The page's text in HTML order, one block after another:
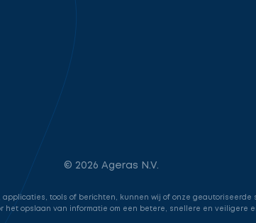
© 2026 Ageras N.V.
tools of berichten, kunnen wij of onze
het opslaan van informatie om een betere, snellere en veiligere